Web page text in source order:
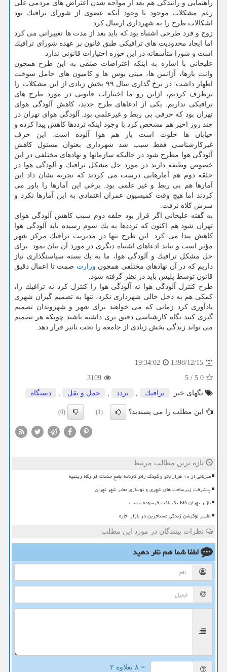
راهنمایی و رانندگی هم بعد از مواجه شدن اعتراض های مردمی علی
رغم مشكلات موجود با وجود آنكه عضوی از شورای ترافیك بود
اشكالات طرح را به شهرداری ارسال كرد.
زوج و فرد طرحی اشتباه بود كه باید بعد از مدت ها تغییراتی می كرد
اما ایجاد محدودیت های ترافیكی طبق قانون بر عهده شورای ترافیك
است و شورا متأسفانه در این حوزه اختیارات قانونی ندارد
علیخانی با اشاره به اینكه اعتراضات صنفی به این طرح همچون
وانت بارها، آژانس ها، مینی بوس ها و كامیون های حامل سوخت
اظهار داشت: در نرخ گذاری سال ۹۹ بخش زیادی از این مشكلات را
برطرف كردیم، ازاین رو ما اختیارات قانونی در مورد طرح های
ترافیكی نداریم. یكی از ادعاهای طرح جدید، كاهش آلودگی هوای
تهران بود كه حرفی بی ربط و غیرعلمی بود. آلودگی هوای تهران در
چند روز اخیر هم مشخص كرد با وجود اینكه ترددها كاهش پیدا كرده و
خیابان ها خلوت است باز هم هوا آلوده است. این حرف
غیركارشناسی فقط سبب شد شهرداری بعنوان مسئول كاهش
آلودگی هوا مطرح شود در حالیكه سازمانها و نهادهای مختلفی در این
خصوص وظیفه دارند در مورد حل مشكل ترافیك و آلودگی هوا در
حلقه دوم هم آمارهایی درست می كردند كه تجربه نشان داد این
آمارها هم بی ربط و غیر علمی بود. برخی این آمارها را باور می
كردند اما هیچ وقت كمیسیون عمران اعتمادی به این آمارها نكرد و
سرش كلاه نرفت.
به گفته علیخانی اگر قرار بود حلقه دوم سبب كاهش آلودگی هوای
تهران شود هم اكنون كه ترددها به یك سوم رسیده باید آلودگی هوا
كاهش پیدا می كرد. این طرح تنها در مدیریت ترافیك مركز شهر
مؤثر است و نباید ادعاهای اشتباه دیگری در مورد آن بیان نمود. برای
حل مشكل ترافیك و آلودگی هوا، ما به یك بسته سیاستگذاری نیاز
داریم كه در آن نهادهای مختلفی همچون وزارت صمت تا اعمال دقیق
قانون توسط پلیس باید در نظر گرفته شود.
طرح كنترل آلودگی هوا نه آلودگی هوا را كنترل كرد نه ترافیك را،
كمكی هم به دخل خالی شهرداری نكرد، تنها به تصمیم گیران شهری
یادآوری كرد زمانی كه می خواهند برای شهر و شهروندان تصمیم
گیری كنند نگاه كارشناسی دقیق تری داشته باشند چونكه هر تصمیم
می تواند زندگی بخش زیادی از جامعه را تحت تاثیر قرار دهد.
1398/12/15
19:34:02
5.0
/
5
3109
تگهای خبر:
ترافیك , تردد , حمل و نقل , دستگاه
این مطلب را می پسندید؟ (1)
(0)
تازه ترین مطالب مرتبط
میزبانی از ۱۰ هزار بانو و کودک زائر کارنامه جامع خدمات قرارگاه زینبیه
پیشرفت زیرساخت های شهری و نوسازی معابر شهر تهران
بازار تهران فقط یک بافت فرسوده نیست
تغییر لوکیشن زندگی مستاجرین در بازار اجاره
نظرات بینندگان در مورد این مطلب
لطفا شما همنظر دهید
= ۸ بعلاوه ۲